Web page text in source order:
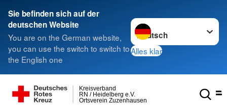
Sie befinden sich auf der
deutschen Website
You are on the German website,
you can use the switch to switch to
the English one
Sprache wechseln zu
Alles klar
Ortsverein Zuzenhausen
RN / Heidelberg e.V.
Kreisverband